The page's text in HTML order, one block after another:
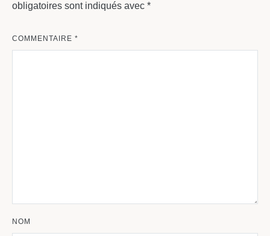
obligatoires sont indiqués avec *
COMMENTAIRE *
NOM